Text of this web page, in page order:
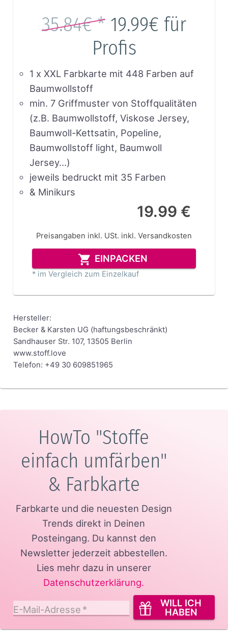
35.84€ * 19.99€ für
Profis
1 x XXL Farbkarte mit 448 Farben auf
Baumwollstoff
min. 7 Griffmuster von Stoffqualitäten
(z.B. Baumwollstoff, Viskose Jersey,
Baumwoll-Kettsatin, Popeline,
Baumwollstoff light, Baumwoll
Jersey…)
jeweils bedruckt mit 35 Farben
& Minikurs
19.99 €
Preisangaben inkl. USt. inkl. Versandkosten
EINPACKEN
* im Vergleich zum Einzelkauf
Hersteller:
Becker & Karsten UG (haftungsbeschränkt)
Sandhauser Str. 107, 13505 Berlin
www.stoff.love
Telefon: +49 30 609851965
HowTo "Stoffe
einfach umfärben"
& Farbkarte
Farbkarte und die neuesten Design
Trends direkt in Deinen
Posteingang. Du kannst den
Newsletter jederzeit abbestellen.
Lies mehr dazu in unserer
Datenschutzerklärung.
E-Mail-Adresse *
WILL ICH
HABEN